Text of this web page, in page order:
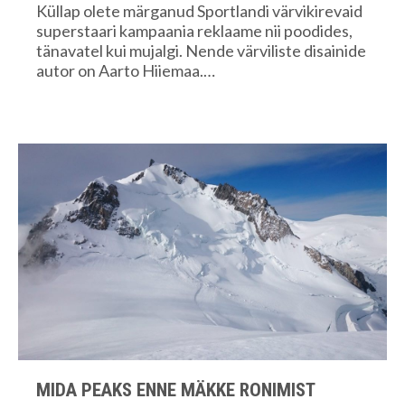
Küllap olete märganud Sportlandi värvikirevaid
superstaari kampaania reklaame nii poodides,
tänavatel kui mujalgi. Nende värviliste disainide
autor on Aarto Hiiemaa.…
MIDA PEAKS ENNE MÄKKE RONIMIST